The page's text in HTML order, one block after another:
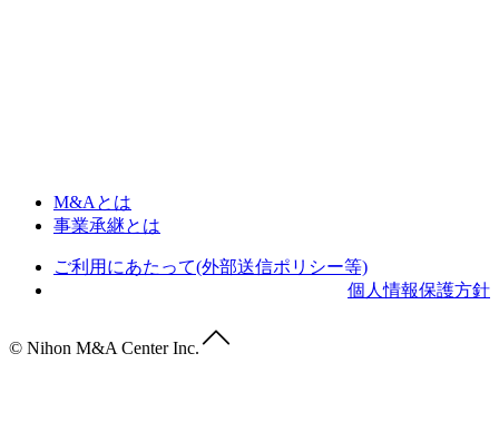
M&Aとは
事業承継とは
ご利用にあたって(外部送信ポリシー等)
個人情報保護方針
© Nihon M&A Center Inc.